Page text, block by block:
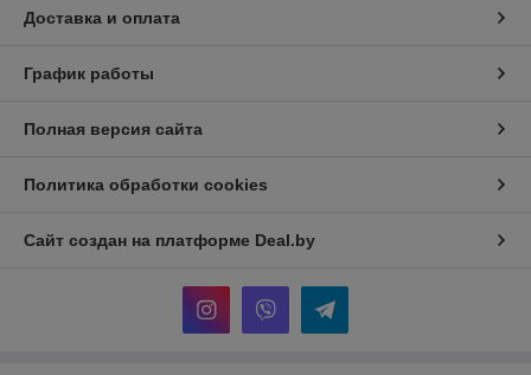
Доставка и оплата
График работы
Полная версия сайта
Политика обработки cookies
Сайт создан на платформе Deal.by